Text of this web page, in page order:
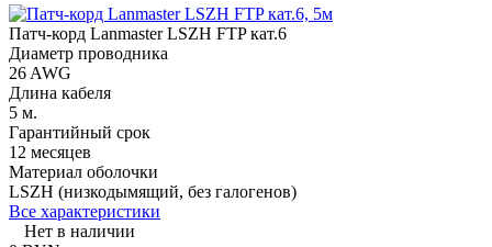
Патч-корд Lanmaster LSZH FTP кат.6
Диаметр проводника
26 AWG
Длина кабеля
5 м.
Гарантийный срок
12 месяцев
Материал оболочки
LSZH (низкодымящий, без галогенов)
Все характеристики
Нет в наличии